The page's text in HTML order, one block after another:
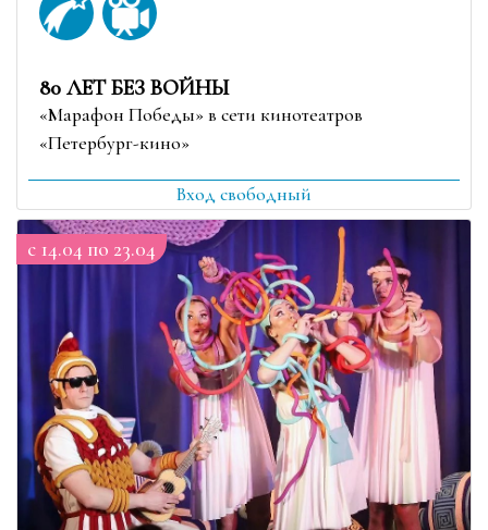
80 ЛЕТ БЕЗ ВОЙНЫ
«Марафон Победы» в сети кинотеатров
«Петербург-кино»
Вход свободный
c 14.04 по 23.04